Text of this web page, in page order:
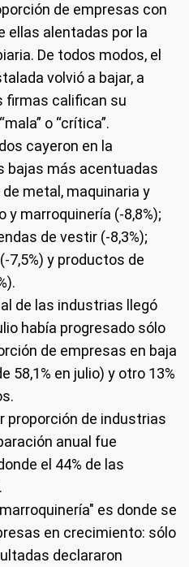
de empresas con
ellas alentadas por la
De todos modos, el
volvió a bajar, a
firmas califican su
o “crítica”.
cayeron en la
bajas más acentuadas
metal, maquinaria y
y marroquinería (-8,8%);
de vestir (-8,3%);
7,5%) y productos de
de las industrias llegó
había progresado sólo
de empresas en baja
58,1% en julio) y otro 13%
proporción de industrias
anual fue
el 44% de las
es donde se
en crecimiento: sólo
declararon